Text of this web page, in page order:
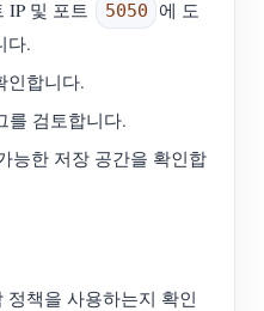
IP 및 포트
5050 에 도
다.
인합니다.
를 검토합니다.
능한 저장 공간을 확인합
책을 사용하는지 확인